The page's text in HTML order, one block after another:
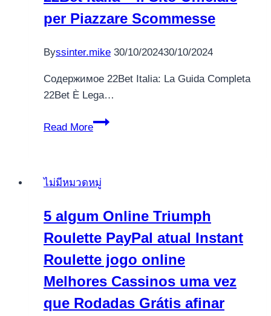
for
out
casino
video
in
betting
into
per Piazzare Scommesse
Byssinter.mike 30/10/202430/10/2024
Содержимое 22Bet Italia: La Guida Completa
22Bet È Lega…
Read More
22Bet
Sito
per
Piazzare
Scommesse
ไม่มีหมวดหมู่
5 algum Online Triumph
Roulette PayPal atual Instant
Roulette jogo online
Melhores Cassinos uma vez
que Rodadas Grátis afinar